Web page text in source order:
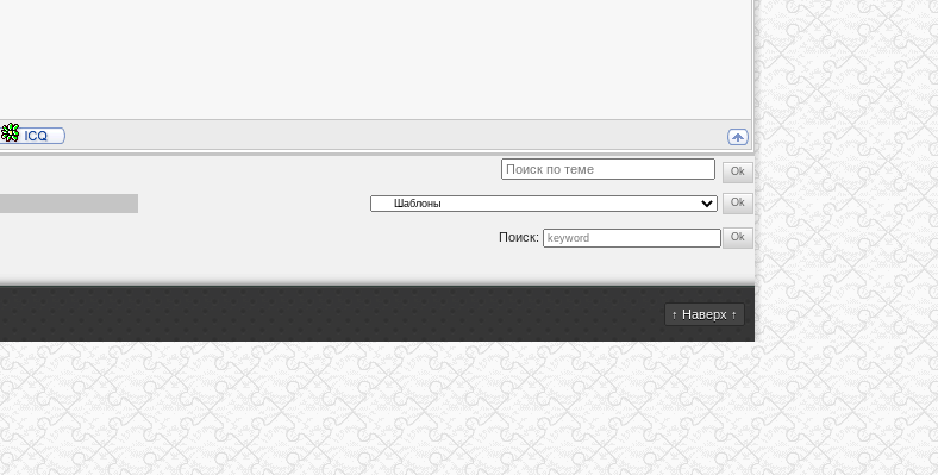
Поиск:
↑ Наверх ↑